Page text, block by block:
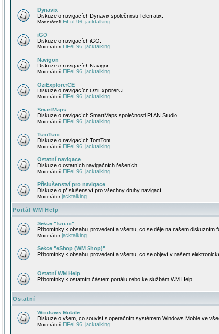
Dynavix
Diskuze o navigacích Dynavix společnosti Telematix.
Moderátoři EiFeL96 jacktalking
iGO
Diskuze o navigacích iGO.
Moderátoři EiFeL96 jacktalking
Navigon
Diskuze o navigacích Navigon.
Moderátoři EiFeL96 jacktalking
OziExplorerCE
Diskuze o navigacích OziExplorerCE.
Moderátoři EiFeL96 jacktalking
SmartMaps
Diskuze o navigacích SmartMaps společnosti PLAN Studio.
Moderátoři EiFeL96 jacktalking
TomTom
Diskuze o navigacích TomTom.
Moderátoři EiFeL96 jacktalking
Ostatní navigace
Diskuze o ostatních navigačních řešeních.
Moderátoři EiFeL96 jacktalking
Příslušenství pro navigace
Diskuze o příslušenství pro všechny druhy navigací.
Moderátorjacktalking
Portál WM Help
Sekce "forum"
Připomínky k obsahu, provedení a všemu, co se děje na našem diskuzním
Moderátorjacktalking
Sekce "eShop (WM Shop)"
Připomínky k obsahu, provedení a všemu, co se objeví v našem
Ostatní WM Help
Připomínky k ostatním částem portálu nebo ke službám WM Help.
Ostatní
Windows Mobile
Diskuze o všem, co souvisí s operačním systémem Windows Mobile ve
Moderátoři EiFeL96 jacktalking